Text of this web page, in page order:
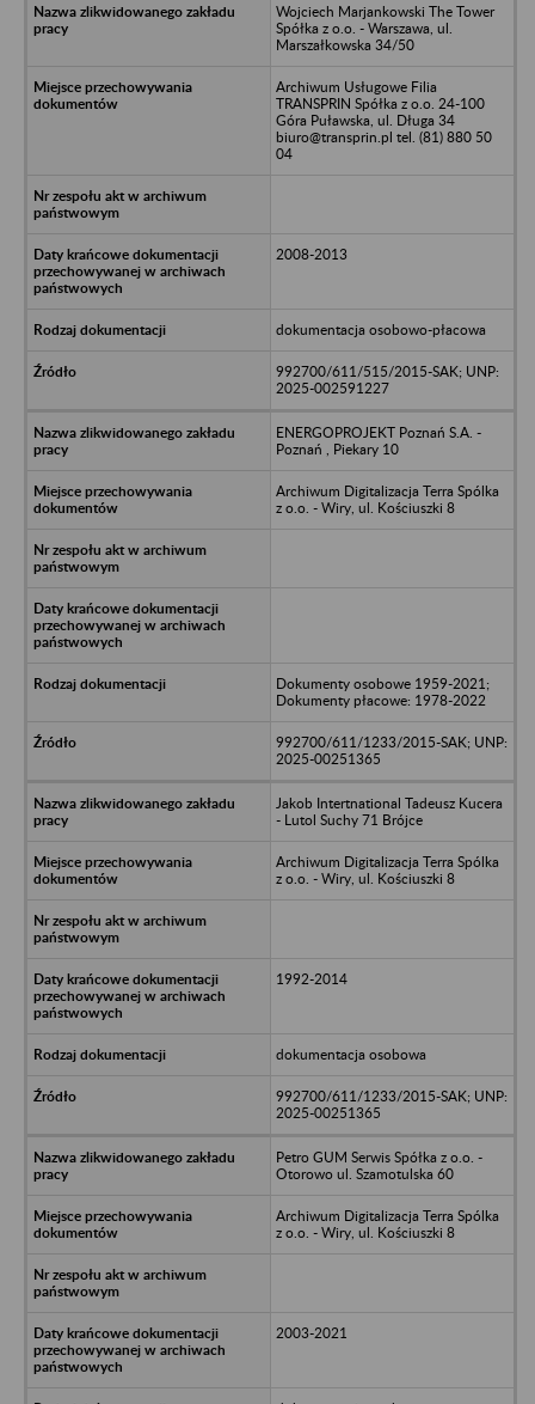
Wojciech Marjankowski The Tower
Spółka z o.o. - Warszawa, ul.
Marszałkowska 34/50
Archiwum Usługowe Filia
TRANSPRIN Spółka z o.o. 24-100
Góra Puławska, ul. Długa 34
biuro@transprin.pl tel. (81) 880 50
04
2008-2013
dokumentacja osobowo-płacowa
992700/611/515/2015-SAK; UNP:
2025-002591227
ENERGOPROJEKT Poznań S.A. -
Poznań , Piekary 10
Archiwum Digitalizacja Terra Spólka
z o.o. - Wiry, ul. Kościuszki 8
Dokumenty osobowe 1959-2021;
Dokumenty płacowe: 1978-2022
992700/611/1233/2015-SAK; UNP:
2025-00251365
Jakob Intertnational Tadeusz Kucera
- Lutol Suchy 71 Brójce
Archiwum Digitalizacja Terra Spólka
z o.o. - Wiry, ul. Kościuszki 8
1992-2014
dokumentacja osobowa
992700/611/1233/2015-SAK; UNP:
2025-00251365
Petro GUM Serwis Spółka z o.o. -
Otorowo ul. Szamotulska 60
Archiwum Digitalizacja Terra Spólka
z o.o. - Wiry, ul. Kościuszki 8
2003-2021